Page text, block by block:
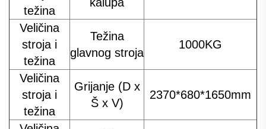
težina
Veličina
stroja i
težina
Težina
glavnog stroja
1000KG
Veličina
stroja i
težina
Grijanje (D x
Š x V)
2370*680*1650mm